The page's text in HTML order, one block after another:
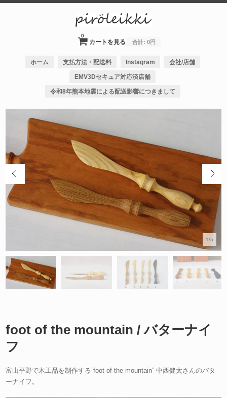
カートを見る
0
合計: 0円
ホーム 支払方法・配送料 Instagram 会社/店舗
EMV3Dセキュア対応済店舗
令和8年熊本地震による配送影響につきまして
1/5
foot of the mountain / バターナイ
フ
富山平野で木工品を制作する”foot of the mountain” 中西健太さんのバタ
ーナイフ。